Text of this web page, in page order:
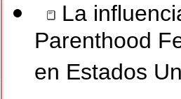
La
Parenthood
en Estados